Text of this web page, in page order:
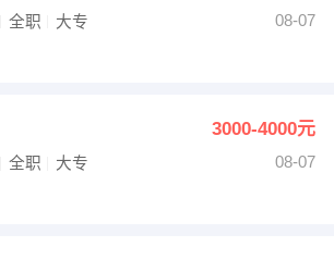
全职 大专
08-07
3000-4000元
全职 大专
08-07